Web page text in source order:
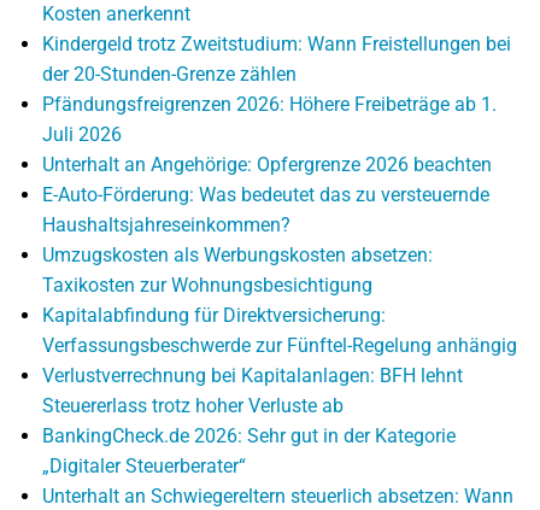
Kosten anerkennt
Kindergeld trotz Zweitstudium: Wann Freistellungen bei
der 20-Stunden-Grenze zählen
Pfändungsfreigrenzen 2026: Höhere Freibeträge ab 1.
Juli 2026
Unterhalt an Angehörige: Opfergrenze 2026 beachten
E-Auto-Förderung: Was bedeutet das zu versteuernde
Haushaltsjahreseinkommen?
Umzugskosten als Werbungskosten absetzen:
Taxikosten zur Wohnungsbesichtigung
Kapitalabfindung für Direktversicherung:
Verfassungsbeschwerde zur Fünftel-Regelung anhängig
Verlustverrechnung bei Kapitalanlagen: BFH lehnt
Steuererlass trotz hoher Verluste ab
BankingCheck.de 2026: Sehr gut in der Kategorie
„Digitaler Steuerberater“
Unterhalt an Schwiegereltern steuerlich absetzen: Wann